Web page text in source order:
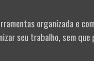
organizada e
seu trabalho, sem